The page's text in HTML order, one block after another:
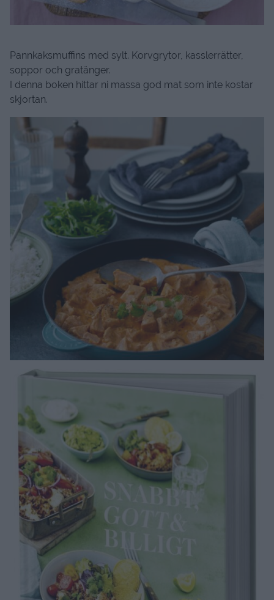
Pannkaksmuffins med sylt. Korvgrytor, kasslerrätter,
soppor och gratänger.
I denna boken hittar ni massa god mat som inte kostar
skjortan.